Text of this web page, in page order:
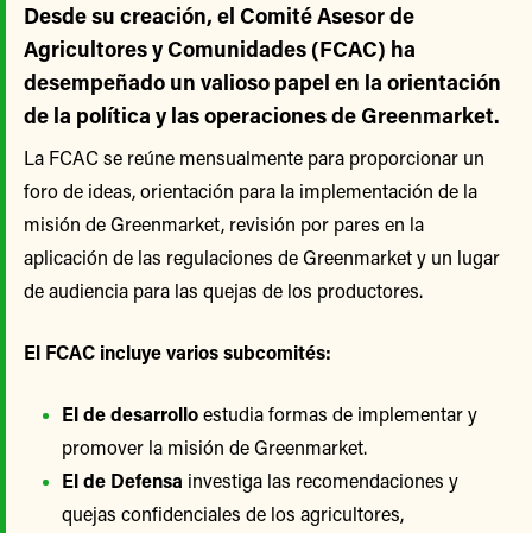
Desde su creación, el Comité Asesor de
Agricultores y Comunidades (FCAC) ha
desempeñado un valioso papel en la orientación
de la política y las operaciones de Greenmarket.
La FCAC se reúne mensualmente para proporcionar un
foro de ideas, orientación para la implementación de la
misión de Greenmarket, revisión por pares en la
aplicación de las regulaciones de Greenmarket y un lugar
de audiencia para las quejas de los productores.
El FCAC incluye varios subcomités:
El de desarrolloestudia formas de implementar y
promover la misión de Greenmarket.
El de Defensa investiga las recomendaciones y
quejas confidenciales de los agricultores,